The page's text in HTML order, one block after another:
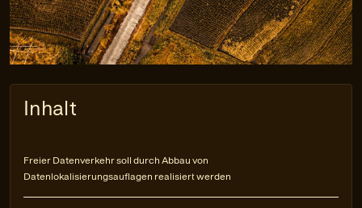
Inhalt
Freier Datenverkehr soll durch Abbau von
Datenlokalisierungsauflagen realisiert werden